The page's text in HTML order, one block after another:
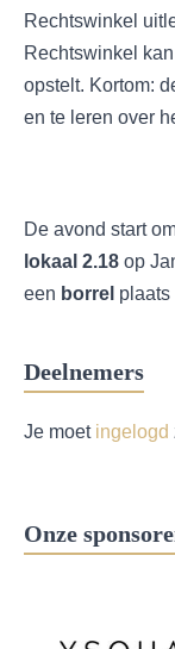
Rechtswinkel
Rechtswinkel
opstelt. Kortom:
en te leren over
De avond start
lokaal 2.18 op
een borrel plaats
Deelnemers
Je moet ingelogd
Onze